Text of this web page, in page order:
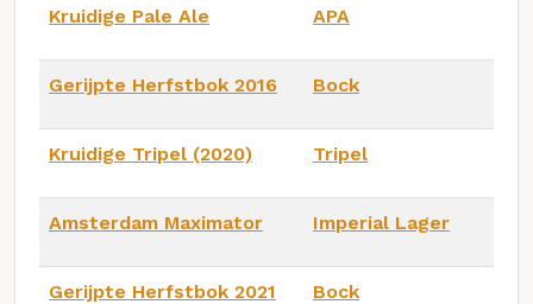
Kruidige Pale Ale APA
Gerijpte Herfstbok 2016 Bock
Kruidige Tripel (2020) Tripel
Amsterdam Maximator Imperial Lager
Gerijpte Herfstbok 2021 Bock